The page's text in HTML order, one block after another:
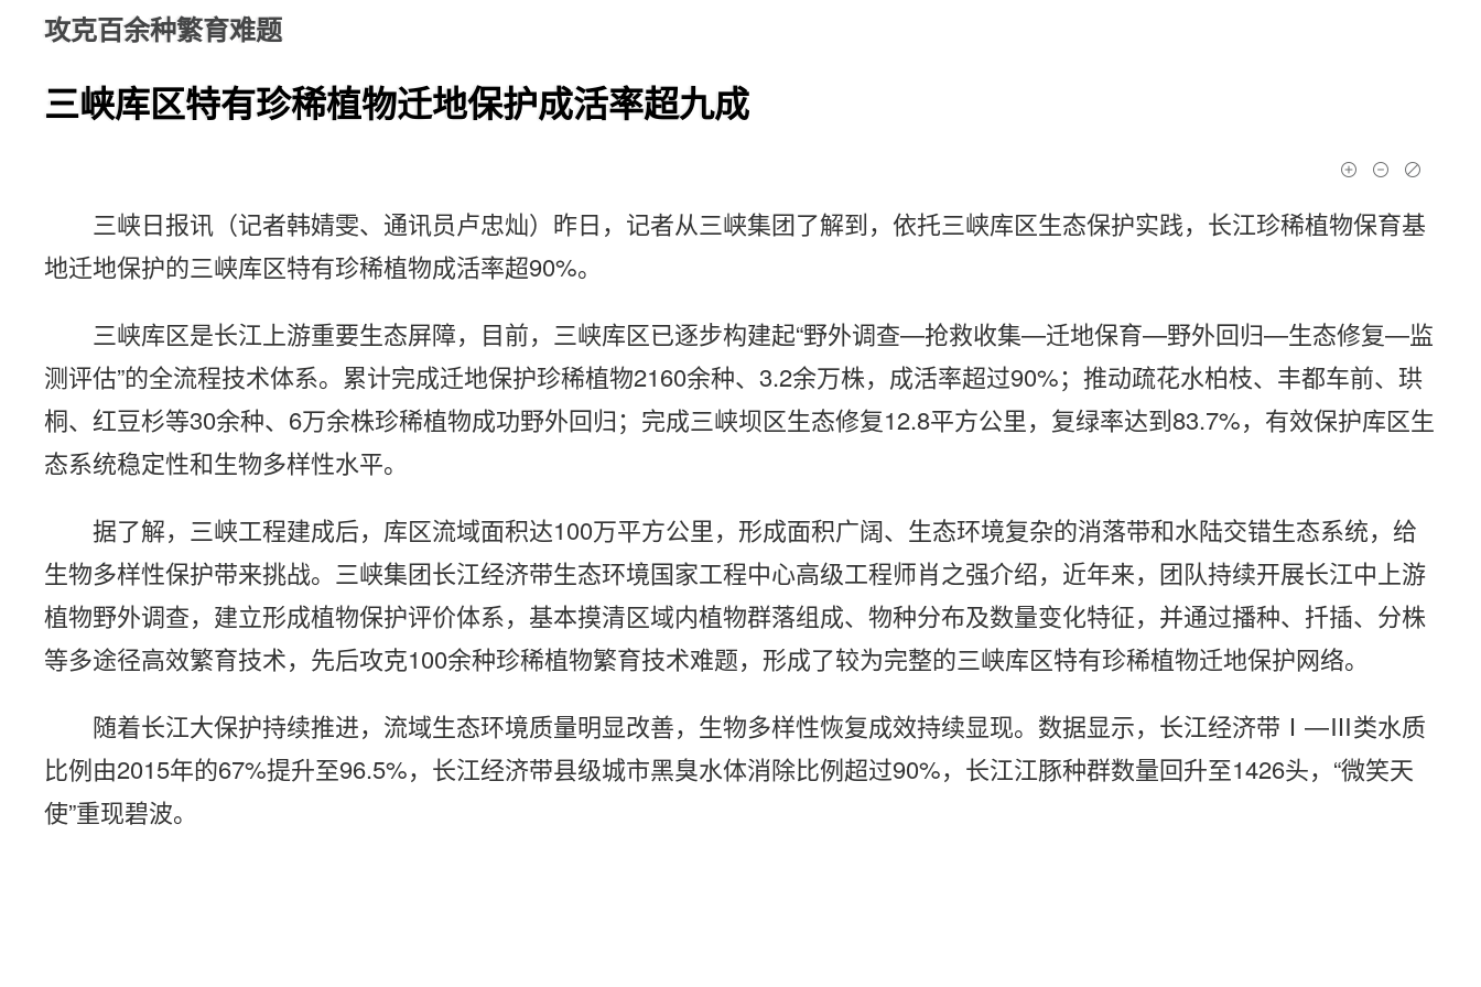
攻克百余种繁育难题
三峡库区特有珍稀植物迁地保护成活率超九成
三峡日报讯（记者韩婧雯、通讯员卢忠灿）昨日，记者从三峡集团了解到，依托三峡库区生态保护实践，长江珍稀植物保育基
地迁地保护的三峡库区特有珍稀植物成活率超90%。
三峡库区是长江上游重要生态屏障，目前，三峡库区已逐步构建起“野外调查—抢救收集—迁地保育—野外回归—生态修复—监
测评估”的全流程技术体系。累计完成迁地保护珍稀植物2160余种、3.2余万株，成活率超过90%；推动疏花水柏枝、丰都车前、珙
桐、红豆杉等30余种、6万余株珍稀植物成功野外回归；完成三峡坝区生态修复12.8平方公里，复绿率达到83.7%，有效保护库区生
态系统稳定性和生物多样性水平。
据了解，三峡工程建成后，库区流域面积达100万平方公里，形成面积广阔、生态环境复杂的消落带和水陆交错生态系统，给
生物多样性保护带来挑战。三峡集团长江经济带生态环境国家工程中心高级工程师肖之强介绍，近年来，团队持续开展长江中上游
植物野外调查，建立形成植物保护评价体系，基本摸清区域内植物群落组成、物种分布及数量变化特征，并通过播种、扦插、分株
等多途径高效繁育技术，先后攻克100余种珍稀植物繁育技术难题，形成了较为完整的三峡库区特有珍稀植物迁地保护网络。
随着长江大保护持续推进，流域生态环境质量明显改善，生物多样性恢复成效持续显现。数据显示，长江经济带Ⅰ—Ⅲ类水质
比例由2015年的67%提升至96.5%，长江经济带县级城市黑臭水体消除比例超过90%，长江江豚种群数量回升至1426头，“微笑天
使”重现碧波。